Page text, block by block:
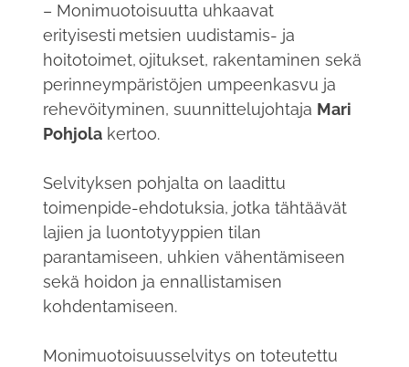
– Monimuotoisuutta uhkaavat
erityisesti metsien uudistamis- ja
hoitotoimet, ojitukset, rakentaminen sekä
perinneympäristöjen umpeenkasvu ja
rehevöityminen, suunnittelujohtaja Mari
Pohjolakertoo.
Selvityksen pohjalta on laadittu
toimenpide-ehdotuksia, jotka tähtäävät
lajien ja luontotyyppien tilan
parantamiseen, uhkien vähentämiseen
sekä hoidon ja ennallistamisen
kohdentamiseen.
Monimuotoisuusselvitys on toteutettu